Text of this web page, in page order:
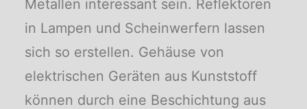
Metallen interessant sein. Reflektoren
in Lampen und Scheinwerfern lassen
sich so erstellen. Gehäuse von
elektrischen Geräten aus Kunststoff
können durch eine Beschichtung aus